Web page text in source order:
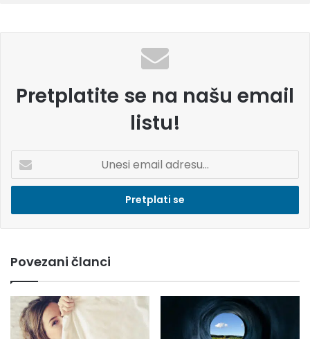
Pretplatite se na našu email
listu!
e
i
e
a
Povezani članci